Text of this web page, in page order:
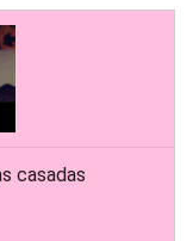
casadas